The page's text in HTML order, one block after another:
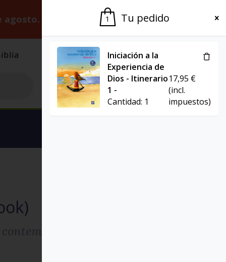
agosto. Gracias por la paciencia.
El Grupo Agenda
1 Tu pedido
Iniciación a la
Experiencia de
Dios - Itinerario
1 -
Cantidad: 1
17,95 €
(incl.
impuestos)